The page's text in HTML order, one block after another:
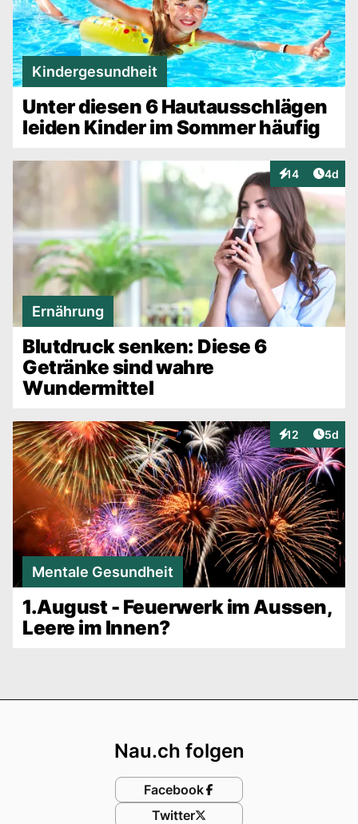
Kindergesundheit
Unter diesen 6 Hautausschlägen
leiden Kinder im Sommer häufig
14
Interaktionen
4d
Ernährung
Blutdruck senken: Diese 6
Getränke sind wahre
Wundermittel
12
Interaktionen
5d
Mentale Gesundheit
1.August - Feuerwerk im Aussen,
Leere im Innen?
Nau.ch folgen
Facebook
Twitter